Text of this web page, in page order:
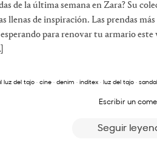
de la última semana en Zara? Su
llenas de inspiración. Las prendas
para renovar tu armario
luz del tajo· cine· denim · inditex· luz del tajo·
Escribir un
Seguir